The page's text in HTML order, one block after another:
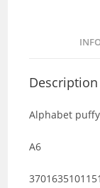
Description
Alphabet puffy
A6
3701635101151